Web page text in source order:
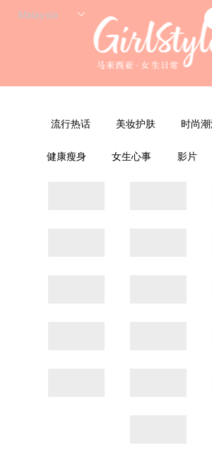
流行热话 美妆护肤 时尚
健康瘦身 女生心事 影片